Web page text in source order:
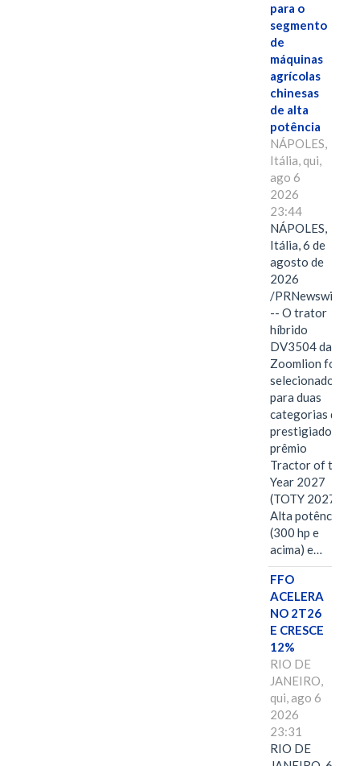
para o
segmento
de
máquinas
agrícolas
chinesas
de alta
potência
NÁPOLES,
Itália, qui,
ago 6
2026
23:44
NÁPOLES,
Itália, 6 de
agosto de
2026
/PRNewswire/
-- O trator
híbrido
DV3504 da
Zoomlion foi
selecionado
para duas
categorias do
prestigiado
prêmio
Tractor of the
Year 2027
(TOTY 2027:
Alta potência
(300 hp e
acima) e…
FFO
ACELERA
NO 2T26
E CRESCE
12%
RIO DE
JANEIRO,
qui, ago 6
2026
23:31
RIO DE